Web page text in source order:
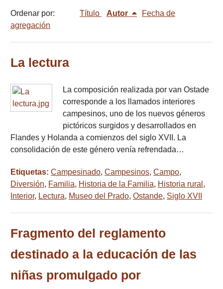
Ordenar por: Título Autor
Fecha de
agregación
La lectura
La composición realizada por van Ostade
corresponde a los llamados interiores
campesinos, uno de los nuevos géneros
pictóricos surgidos y desarrollados en
Flandes y Holanda a comienzos del siglo XVII. La
consolidación de este género venía refrendada…
Etiquetas: Campesinado, Campesinos, Campo,
Diversión, Familia, Historia de la Familia, Historia rural ,
Interior, Lectura, Museo del Prado, Ostande, Siglo XVII
Fragmento del reglamento
destinado a la educación de las
niñas promulgado por